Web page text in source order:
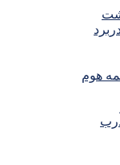
هوم